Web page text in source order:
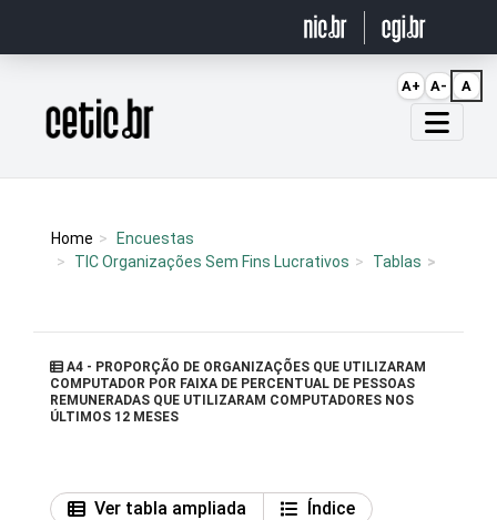
Página inicial
Home
Encuestas
TIC Organizações Sem Fins Lucrativos
Tablas
A4 - PROPORÇÃO DE ORGANIZAÇÕES QUE UTILIZARAM
COMPUTADOR POR FAIXA DE PERCENTUAL DE PESSOAS
REMUNERADAS QUE UTILIZARAM COMPUTADORES NOS
ÚLTIMOS 12 MESES
Ver tabla ampliada
Índice
A+ A- A